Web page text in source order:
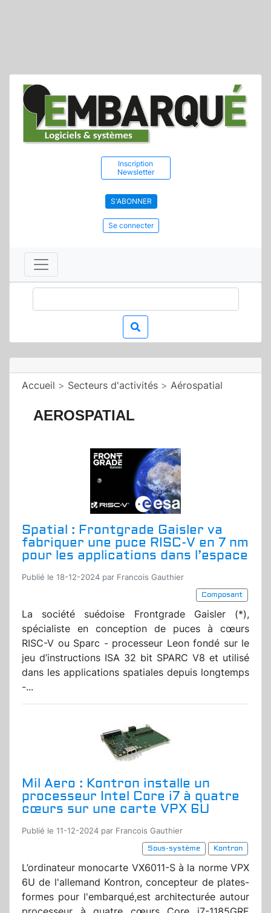
Inscription
Newsletter
S'ABONNER
Se connecter
Accueil > Secteurs d'activités > Aérospatial
AEROSPATIAL
Spatial : Frontgrade Gaisler va
fabriquer une puce RISC-V en 7 nm
pour les applications dans l’espace
Publié le 18-12-2024 par Francois Gauthier
Composant
La société suédoise Frontgrade Gaisler (*),
spécialiste en conception de puces à cœurs
RISC-V ou Sparc - processeur Leon fondé sur le
jeu d’instructions ISA 32 bit SPARC V8 et utilisé
dans les applications spatiales depuis longtemps
-...
Mil Aero : Kontron installe un
processeur Intel Core i7 à quatre
cœurs sur une carte VPX 6U
Publié le 11-12-2024 par Francois Gauthier
Sous-système
Kontron
L’ordinateur monocarte VX6011-S à la norme VPX
6U de l'allemand Kontron, concepteur de plates-
formes pour l'embarqué,est architecturée autour